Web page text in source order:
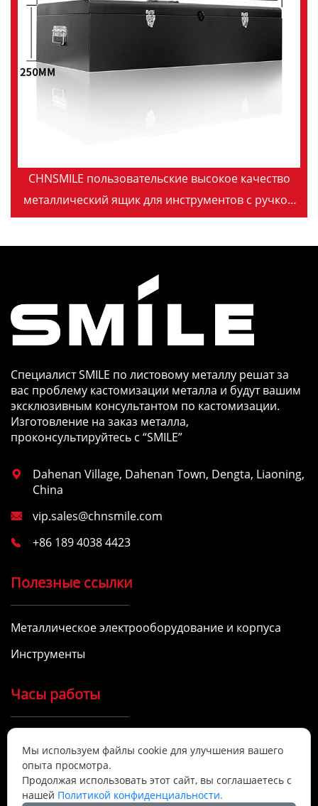
CHNSMILE пользовательские высокое качество
металлический ящик для инструментов с ручкой
лоток гараж портативный инструмент ящик для
хранения
Специалист SMILE по листовому металлу решат за
вас проблему кастомизации металла и будут вашим
эксклюзивным консультантом по кастомизации.
Изготовление на заказ металла,
проконсультируйтесь с “SMILE”

Dahenan Village, Dahenan Town, Dengta, Liaoning,
China
 vip.sales@chnsmile.com
 +86 189 4038 4423
Полезные ссылки
Металлическое электрооборудование и корпуса
Инструменты
Часы работы
Мы предоставляем качественные услуги.
Мы используем файлы cookie для улучшения вашего
опыта просмотра.
Продолжая использовать этот сайт, вы соглашаетесь с
нашей Политикой конфиденциальности.